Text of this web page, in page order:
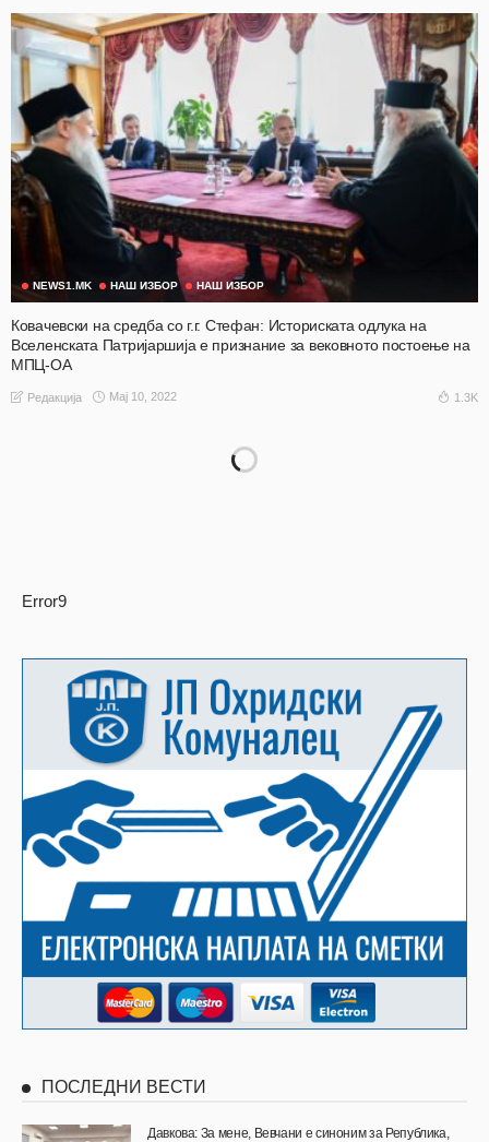
NEWS1.MK НАШ ИЗБОР НАШ ИЗБОР
Ковачевски на средба со г.г. Стефан: Историската одлука на
Вселенската Патријаршија е признание за вековното постоење на
МПЦ-ОА
Редакција Мај 10, 2022 1.3K
Error9
ПОСЛЕДНИ ВЕСТИ
Давкова: За мене, Вевчани е синоним за Република,